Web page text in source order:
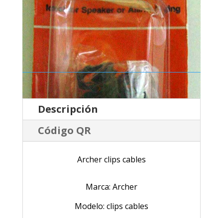
Descripción
Código QR
Archer clips cables
Marca: Archer
Modelo: clips cables